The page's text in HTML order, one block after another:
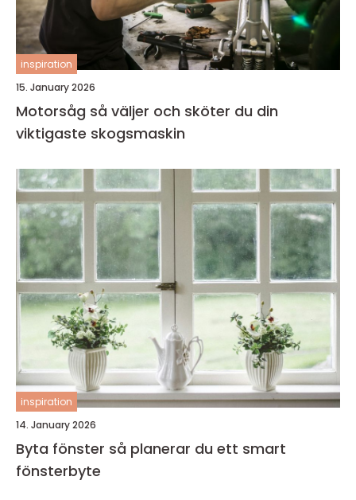
inspiration
15. January 2026
Motorsåg så väljer och sköter du din
viktigaste skogsmaskin
inspiration
14. January 2026
Byta fönster så planerar du ett smart
fönsterbyte